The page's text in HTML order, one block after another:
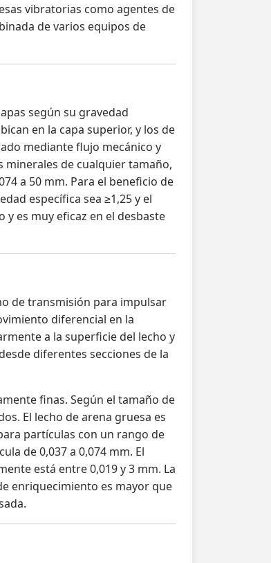
vibratorias como agentes de
de varios equipos de
según su gravedad
en la capa superior, y los de
mediante flujo mecánico y
minerales de cualquier tamaño,
a 50 mm. Para el beneficio de
específica sea ≥1,25 y el
es muy eficaz en el desbaste
de transmisión para impulsar
diferencial en la
a la superficie del lecho y
diferentes secciones de la
finas. Según el tamaño de
El lecho de arena gruesa es
partículas con un rango de
de 0,037 a 0,074 mm. El
está entre 0,019 y 3 mm. La
enriquecimiento es mayor que